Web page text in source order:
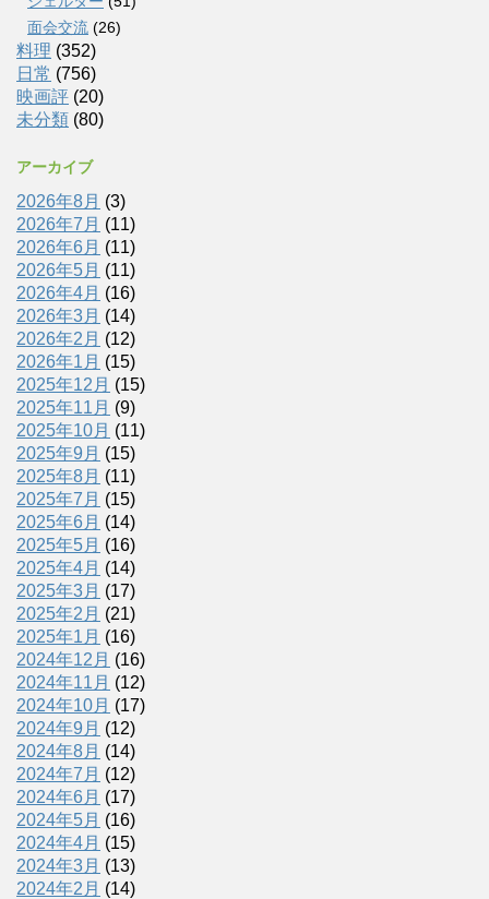
面会交流 (26)
料理 (352)
日常 (756)
映画評 (20)
未分類 (80)
アーカイブ
2026年8月 (3)
2026年7月 (11)
2026年6月 (11)
2026年5月 (11)
2026年4月 (16)
2026年3月 (14)
2026年2月 (12)
2026年1月 (15)
2025年12月 (15)
2025年11月 (9)
2025年10月 (11)
2025年9月 (15)
2025年8月 (11)
2025年7月 (15)
2025年6月 (14)
2025年5月 (16)
2025年4月 (14)
2025年3月 (17)
2025年2月 (21)
2025年1月 (16)
2024年12月 (16)
2024年11月 (12)
2024年10月 (17)
2024年9月 (12)
2024年8月 (14)
2024年7月 (12)
2024年6月 (17)
2024年5月 (16)
2024年4月 (15)
2024年3月 (13)
2024年2月 (14)